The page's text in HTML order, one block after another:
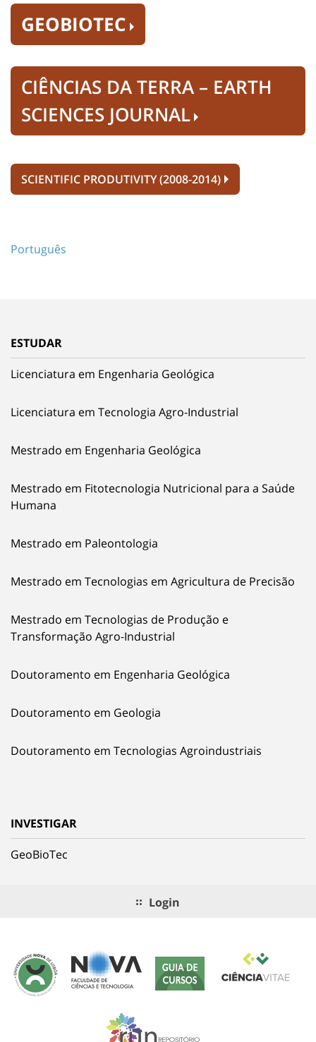
GEOBIOTEC
CIÊNCIAS DA TERRA – EARTH
SCIENCES JOURNAL
SCIENTIFIC PRODUTIVITY (2008-2014)
Português
ESTUDAR
Licenciatura em Engenharia Geológica
Licenciatura em Tecnologia Agro-Industrial
Mestrado em Engenharia Geológica
Mestrado em Fitotecnologia Nutricional para a Saúde
Humana
Mestrado em Paleontologia
Mestrado em Tecnologias em Agricultura de Precisão
Mestrado em Tecnologias de Produção e
Transformação Agro-Industrial
Doutoramento em Engenharia Geológica
Doutoramento em Geologia
Doutoramento em Tecnologias Agroindustriais
INVESTIGAR
GeoBioTec
Login